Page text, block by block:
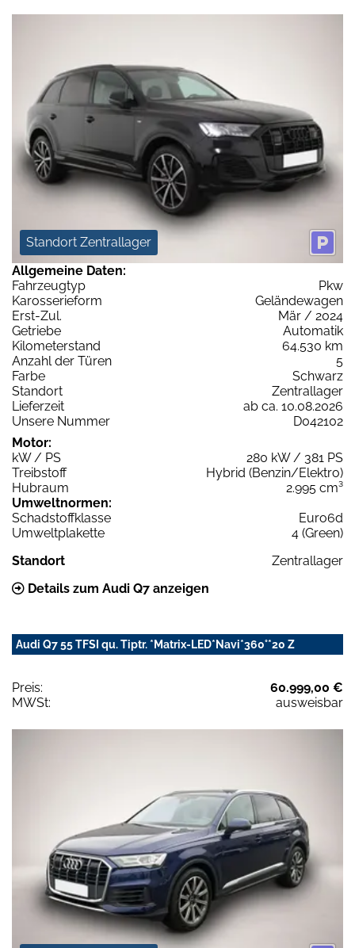
Standort Zentrallager
Allgemeine Daten:
Fahrzeugtyp
Pkw
Karosserieform
Geländewagen
Erst-Zul.
Mär / 2024
Getriebe
Automatik
Kilometerstand
64.530 km
Anzahl der Türen
5
Farbe
Schwarz
Standort
Zentrallager
Lieferzeit
ab ca. 10.08.2026
Unsere Nummer
D042102
Motor:
kW / PS
280 kW / 381 PS
Treibstoff
Hybrid (Benzin/Elektro)
Hubraum
2.995 cm³
Umweltnormen:
Schadstoffklasse
Euro6d
Umweltplakette
4 (Green)
Standort
Zentrallager
Details zum Audi Q7 anzeigen
Audi Q7 55 TFSI qu. Tiptr. *Matrix-LED*Navi*360°*20 Z
Preis:
60.999,00 €
MWSt:
ausweisbar